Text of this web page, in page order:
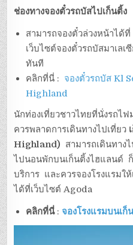
ช่องทางจองตั๋วรถบัสไปเก็นติ้ง
สามารถจองตั๋วล่วงหน้าได้ที่
เว็บไซต์จองตั๋วรถบัสมาเล
ทันที
คลิกที่นี่ : จองตั๋วรถบัส Kl
Highland
นักท่องเที่ยวชาวไทยที่นั่งรถไฟ
ควรพลาดการเดินทางไปเที่ยว
Highland) สามารถเดินทา
ไปนอนพักบนเก็นติ้งไฮแลนด์
บริการ และควรจองโรงแรมใ
ได้ที่เว็บไซต์ Agoda
คลิกที่นี่:จองโรงแรมบนเ